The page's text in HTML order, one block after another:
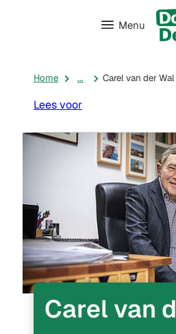
Menu
Home ... Carel van der Wal
Lees voor
Carel van